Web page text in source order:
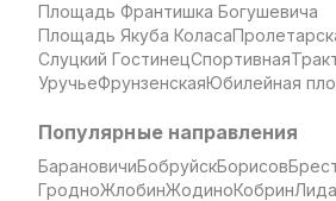
Площадь Франтишка Богушевича
Площадь Якуба Коласа
Слуцкий ГостинецСпортивная
УручьеФрунзенскаяЮбилейная
Популярные направления
БарановичиБобруйскБорисов
ГродноЖлобинЖодиноКобринЛида